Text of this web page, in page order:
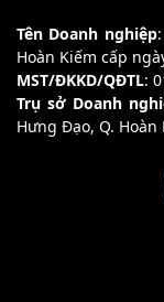
Tên Doanh nghiệp
Hoàn Kiếm cấp
MST/ĐKKD/QĐTL:
Trụ sở Doanh
Hưng Đạo, Q. Hoàn